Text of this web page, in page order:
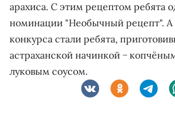
арахиса. С этим рецептом ребята
номинации "Необычный рецепт". А
конкурса стали ребята,
астраханской начинкой −
луковым соусом.